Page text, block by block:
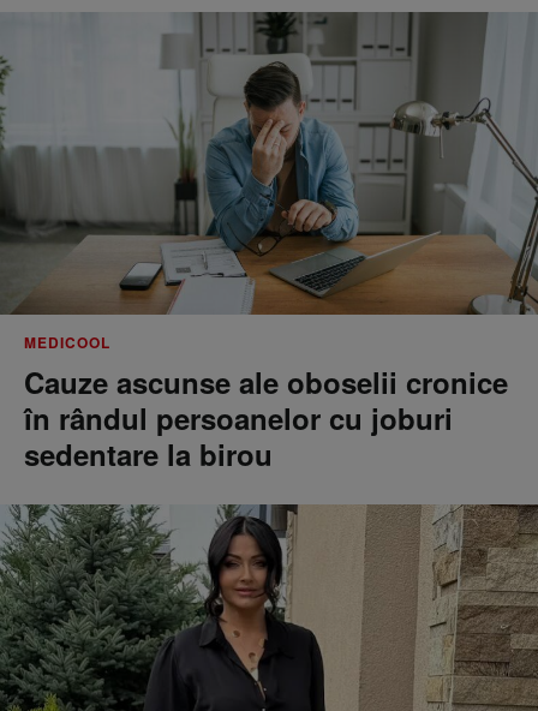
MEDICOOL
Cauze ascunse ale oboselii cronice
în rândul persoanelor cu joburi
sedentare la birou